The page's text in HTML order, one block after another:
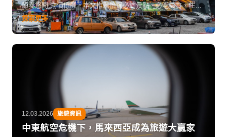
節奏悠閒,物價低廉。本文推薦怡保必訪景點、必吃美食、住宿
選擇和交通建議,發掘這座被低估的寶藏城市。
探索更多
12.03.2026 旅遊資訊
中東航空危機下，馬來西亞成為旅遊大贏家